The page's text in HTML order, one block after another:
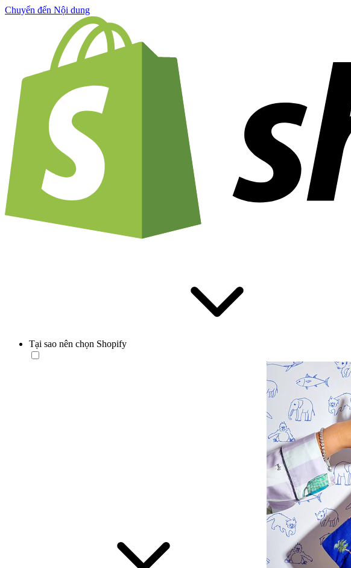
Chuyển đến Nội dung
Tại sao nên chọn Shopify